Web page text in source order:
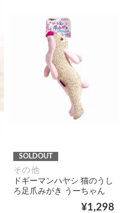
SOLDOUT
その他
ドギーマンハヤシ 猫のうし
ろ足爪みがき うーちゃん
¥1,298